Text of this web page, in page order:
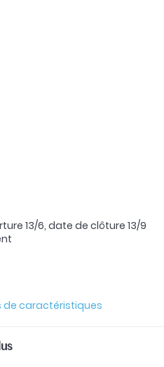
13/6, date de clôture 13/9
de caractéristiques